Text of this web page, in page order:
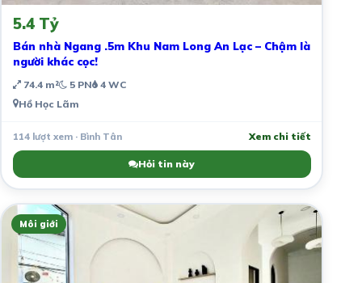
5.4 Tỷ
Bán nhà Ngang .5m Khu Nam Long An Lạc – Chậm là
người khác cọc!
74.4 m² 5 PN 4 WC
Hồ Học Lãm
114 lượt xem · Bình Tân Xem chi tiết
Hỏi tin này
Môi giới